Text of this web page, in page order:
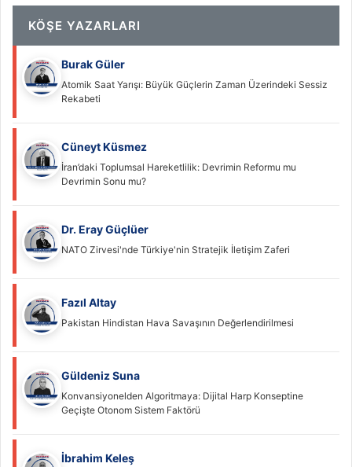
KÖŞE YAZARLARI
Burak Güler
Atomik Saat Yarışı: Büyük Güçlerin Zaman Üzerindeki Sessiz
Rekabeti
Cüneyt Küsmez
İran’daki Toplumsal Hareketlilik: Devrimin Reformu mu
Devrimin Sonu mu?
Dr. Eray Güçlüer
NATO Zirvesi'nde Türkiye'nin Stratejik İletişim Zaferi
Fazıl Altay
Pakistan Hindistan Hava Savaşının Değerlendirilmesi
Güldeniz Suna
Konvansiyonelden Algoritmaya: Dijital Harp Konseptine
Geçişte Otonom Sistem Faktörü
İbrahim Keleş